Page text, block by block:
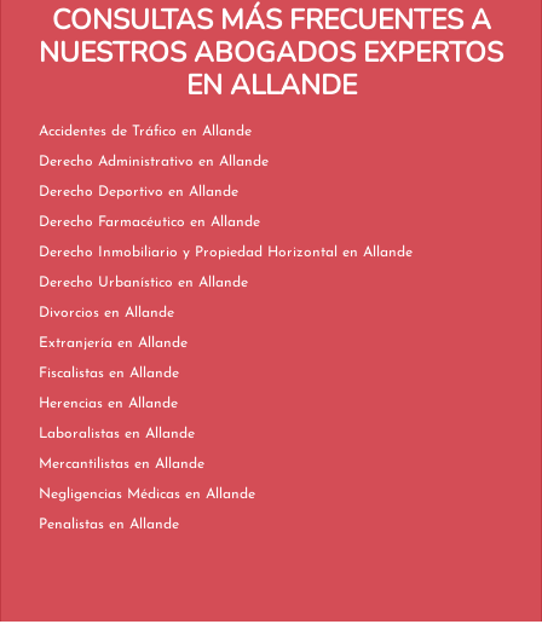
CONSULTAS MÁS FRECUENTES A
NUESTROS ABOGADOS EXPERTOS
EN ALLANDE
Accidentes de Tráfico en Allande
Derecho Administrativo en Allande
Derecho Deportivo en Allande
Derecho Farmacéutico en Allande
Derecho Inmobiliario y Propiedad Horizontal en Allande
Derecho Urbanístico en Allande
Divorcios en Allande
Extranjería en Allande
Fiscalistas en Allande
Herencias en Allande
Laboralistas en Allande
Mercantilistas en Allande
Negligencias Médicas en Allande
Penalistas en Allande